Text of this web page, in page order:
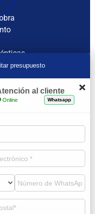
de ti
presupuesto
al cliente
Online Whatsapp